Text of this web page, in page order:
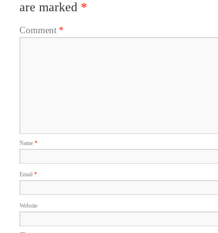
are marked *
Comment *
Name *
Email *
Website